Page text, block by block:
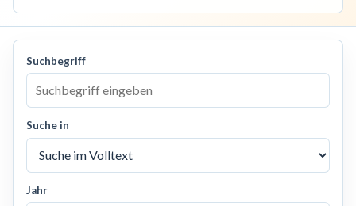
Suchbegriff
Suche in
Jahr